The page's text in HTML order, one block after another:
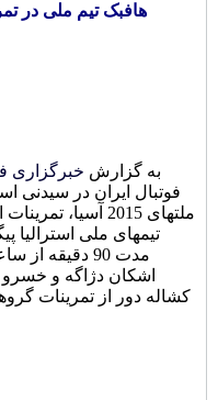
هافبک تیم ملی در
به گزارش خبرگزاری
فوتبال ایران در سیدنی
ملتهای 2015
تیمهای ملی استرالیا
اشکان دژاگه و
کشاله دور از تمرینات